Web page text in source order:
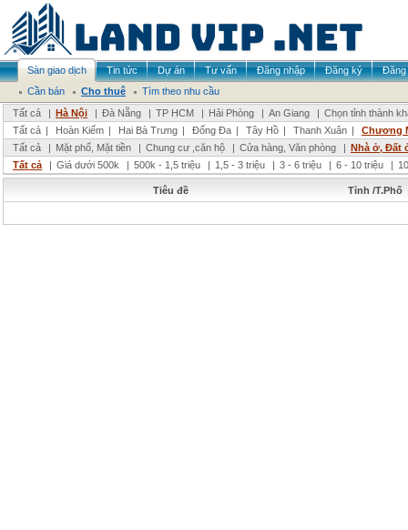
Sàn giao dịch Tin tức Dự án Tư vấn Đăng nhập Đăng ký
Đăng
Cần bán
Cho thuê
Tìm theo nhu cầu
Tất cả
| Hà Nội | Đà Nẵng | TP HCM | Hải Phòng | An Giang | Chọn tỉnh thành
Tất cả | Hoàn Kiếm | Hai Bà Trưng | Đống Đa | Tây Hồ | Thanh Xuân |
Chương
Tất cả
| Mặt phố, Mặt tiền | Chung cư ,căn hộ | Cửa hàng, Văn phòng | Nhà ở, Đất
Tất cả
| Giá dưới 500k | 500k - 1,5 triệu | 1,5 - 3 triệu | 3 - 6 triệu | 6 - 10 triệu |
Tiêu đề Tỉnh /T.Phố